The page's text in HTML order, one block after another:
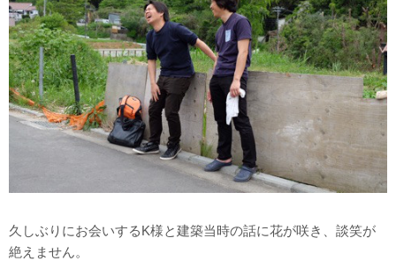
久しぶりにお会いするK様と建築当時の話に花が咲き、談笑が
絶えません。